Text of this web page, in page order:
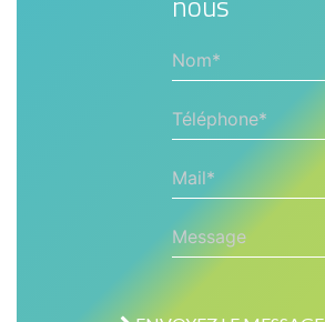
Nom*
Téléphone*
Mail*
Message